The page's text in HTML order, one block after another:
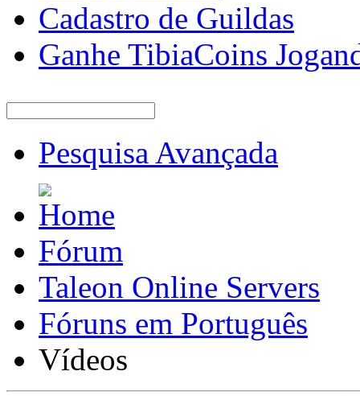
Cadastro de Guildas
Ganhe TibiaCoins
Pesquisa Avançada
Fórum
Taleon Online Servers
Fóruns em Português
Vídeos